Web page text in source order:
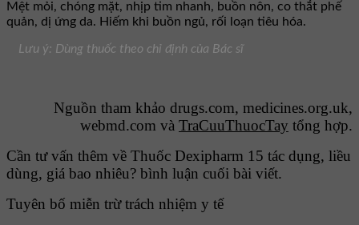
Mệt mỏi, chóng mặt, nhịp tim nhanh, buồn nôn, co thắt phế
quản, dị ứng da. Hiếm khi buồn ngủ, rối loạn tiêu hóa.
Lưu ý: Dùng thuốc theo chỉ định của Bác sĩ
Nguồn tham khảo drugs.com, medicines.org.uk,
webmd.com và TraCuuThuocTay tổng hợp.
Cần tư vấn thêm về Thuốc Dexipharm 15 tác dụng, liều
dùng, giá bao nhiêu? bình luận cuối bài viết.
Tuyên bố miễn trừ trách nhiệm y tế